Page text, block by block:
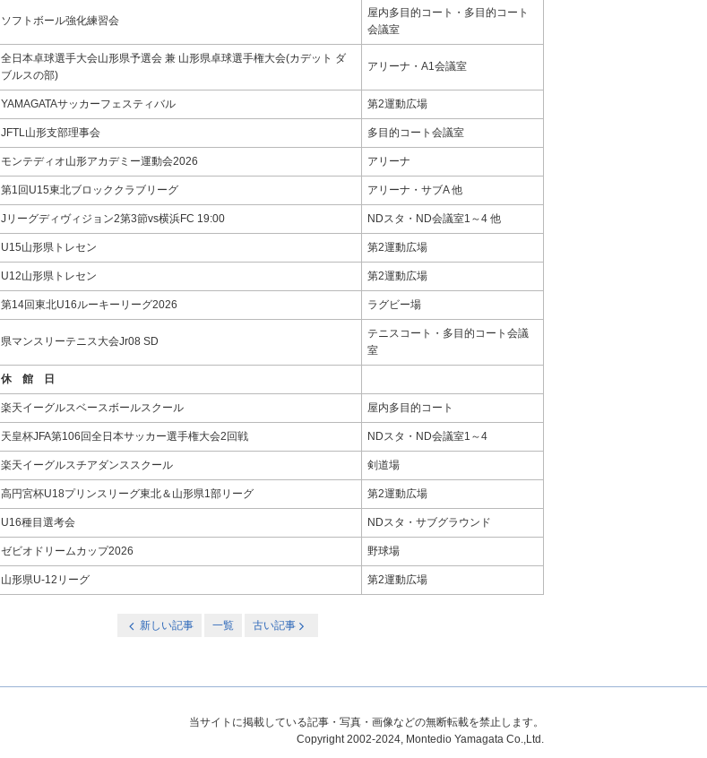
ソフトボール強化練習会
屋内多目的コート・多目的コート
会議室
全日本卓球選手大会山形県予選会 兼 山形県卓球選手権大会(カデット ダ
ブルスの部)
アリーナ・A1会議室
YAMAGATAサッカーフェスティバル 第2運動広場
JFTL山形支部理事会 多目的コート会議室
モンテディオ山形アカデミー運動会2026 アリーナ
第1回U15東北ブロッククラブリーグ アリーナ・サブA 他
Jリーグディヴィジョン2第3節vs横浜FC 19:00 NDスタ・ND会議室1～4 他
U15山形県トレセン 第2運動広場
U12山形県トレセン 第2運動広場
第14回東北U16ルーキーリーグ2026 ラグビー場
県マンスリーテニス大会Jr08 SD
テニスコート・多目的コート会議
室
休 館 日
楽天イーグルスベースボールスクール 屋内多目的コート
天皇杯JFA第106回全日本サッカー選手権大会2回戦 NDスタ・ND会議室1～4
楽天イーグルスチアダンススクール 剣道場
高円宮杯U18プリンスリーグ東北＆山形県1部リーグ 第2運動広場
U16種目選考会 NDスタ・サブグラウンド
ゼビオドリームカップ2026 野球場
山形県U-12リーグ 第2運動広場
新しい記事 一覧 古い記事
当サイトに掲載している記事・写真・画像などの無断転載を禁止します。
Copyright 2002-2024, Montedio Yamagata Co.,Ltd.